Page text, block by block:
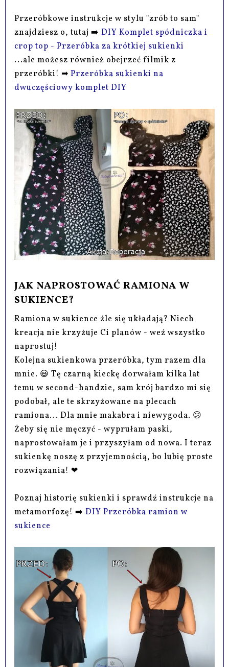
Przeróbkowe instrukcje w stylu "zrób to sam"
znajdziesz o, tutaj ➡️DIY Komplet spódniczka i
crop top - Przeróbka za krótkiej sukienki
...ale możesz również obejrzeć filmik z
przeróbki! ➡Przeróbka sukienki na
dwuczęściowy komplet DIY
JAK NAPROSTOWAĆ RAMIONA W
SUKIENCE?
Ramiona w sukience źle się układają? Niech
kreacja nie krzyżuje Ci planów - weź wszystko
naprostuj!
Kolejna sukienkowa przeróbka, tym razem dla
mnie. 😃 Tę czarną kieckę dorwałam kilka lat
temu w second-handzie, sam krój bardzo mi się
podobał, ale te skrzyżowane na plecach
ramiona... Dla mnie makabra i niewygoda. 😕
Żeby się nie męczyć - wyprułam paski,
naprostowałam je i przyszyłam od nowa. I teraz
sukienkę noszę z przyjemnością, bo lubię proste
rozwiązania! ❤
Poznaj historię sukienki i sprawdź instrukcje na
metamorfozę! ➡️DIY Przeróbka ramion w
sukience